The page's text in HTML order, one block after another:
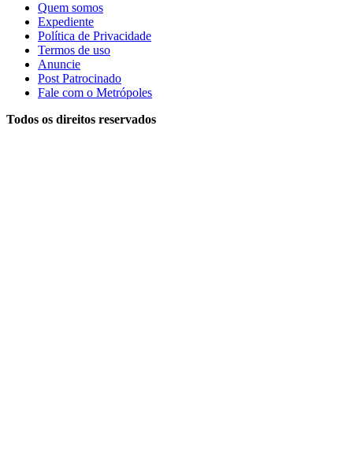
Quem somos
Expediente
Política de Privacidade
Termos de uso
Anuncie
Post Patrocinado
Fale com o Metrópoles
Todos os direitos reservados